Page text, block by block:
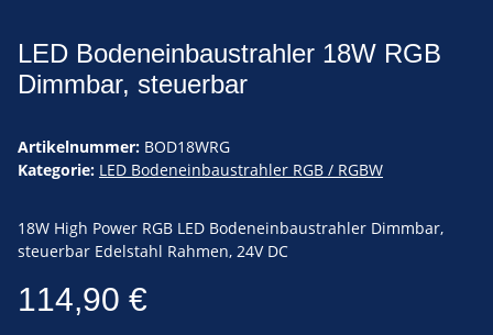
LED Bodeneinbaustrahler 18W RGB
Dimmbar, steuerbar
Artikelnummer: BOD18WRG
Kategorie: LED Bodeneinbaustrahler RGB / RGBW
18W High Power RGB LED Bodeneinbaustrahler Dimmbar,
steuerbar Edelstahl Rahmen, 24V DC
114,90 €